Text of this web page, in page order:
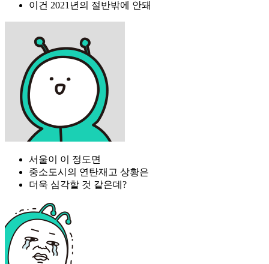
이건 2021년의 절반밖에 안돼
서울이 이 정도면
중소도시의 연탄재고 상황은
더욱 심각할 것 같은데?